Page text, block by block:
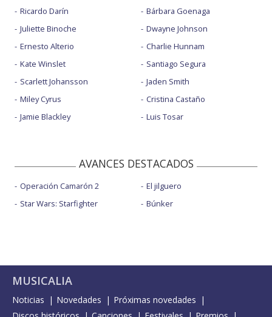
Ricardo Darín
Juliette Binoche
Ernesto Alterio
Kate Winslet
Scarlett Johansson
Miley Cyrus
Jamie Blackley
Bárbara Goenaga
Dwayne Johnson
Charlie Hunnam
Santiago Segura
Jaden Smith
Cristina Castaño
Luis Tosar
AVANCES DESTACADOS
Operación Camarón 2
Star Wars: Starfighter
El jilguero
Búnker
MUSICALIA
Noticias Novedades
Próximas novedades